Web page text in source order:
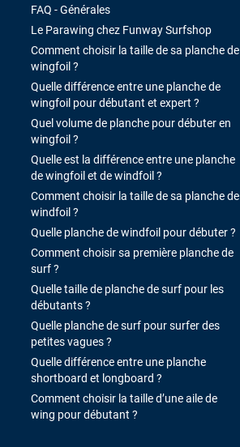
FAQ - Générales
Le Parawing chez Funway Surfshop
Comment choisir la taille de sa planche de
wingfoil ?
Quelle différence entre une planche de
wingfoil pour débutant et expert ?
Quel volume de planche pour débuter en
wingfoil ?
Quelle est la différence entre une planche
de wingfoil et de windfoil ?
Comment choisir la taille de sa planche de
windfoil ?
Quelle planche de windfoil pour débuter ?
Comment choisir sa première planche de
surf ?
Quelle taille de planche de surf pour les
débutants ?
Quelle planche de surf pour surfer des
petites vagues ?
Quelle différence entre une planche
shortboard et longboard ?
Comment choisir la taille d’une aile de
wing pour débutant ?